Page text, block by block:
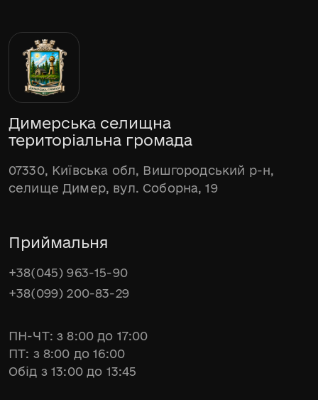
Димерська селищна
територіальна громада
07330, Київська обл, Вишгородський р-н,
селище Димер, вул. Соборна, 19
Приймальня
+38(045) 963-15-90
+38(099) 200-83-29
ПН-ЧТ: з 8:00 до 17:00
ПТ: з 8:00 до 16:00
Обід з 13:00 до 13:45